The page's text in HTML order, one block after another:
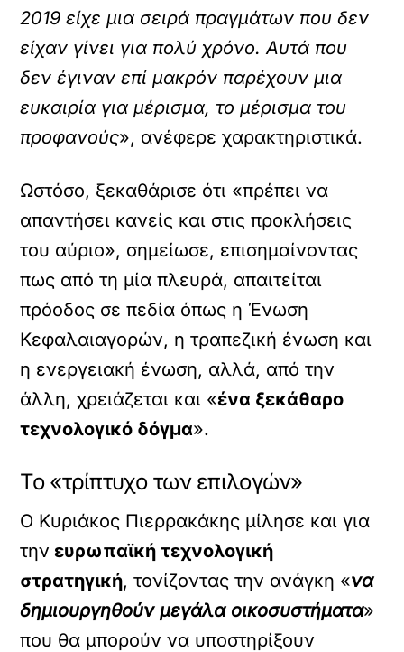
2019 είχε μια σειρά πραγμάτων που δεν
είχαν γίνει για πολύ χρόνο. Αυτά που
δεν έγιναν επί μακρόν παρέχουν μια
ευκαιρία για μέρισμα, το μέρισμα του
προφανούς», ανέφερε χαρακτηριστικά.
Ωστόσο, ξεκαθάρισε ότι «πρέπει να
απαντήσει κανείς και στις προκλήσεις
του αύριο», σημείωσε, επισημαίνοντας
πως από τη μία πλευρά, απαιτείται
πρόοδος σε πεδία όπως η Ένωση
Κεφαλαιαγορών, η τραπεζική ένωση και
η ενεργειακή ένωση, αλλά, από την
άλλη, χρειάζεται και «ένα ξεκάθαρο
τεχνολογικό δόγμα».
Το «τρίπτυχο των επιλογών»
Ο Κυριάκος Πιερρακάκης μίλησε και για
την ευρωπαϊκή τεχνολογική
στρατηγική, τονίζοντας την ανάγκη «να
δημιουργηθούν μεγάλα οικοσυστήματα»
που θα μπορούν να υποστηρίξουν